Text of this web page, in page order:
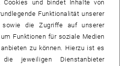
Cookies und bindet Inhalte von
Funktionalität unserer
sowie die Zugriffe auf unserer
Funktionen für soziale Medien
zu können. Hierzu ist es
jeweiligen Dienstanbieter